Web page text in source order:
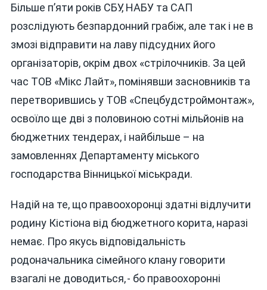
Більше п’яти років СБУ, НАБУ та САП
розслідують безпардонний грабіж, але так і не в
змозі відправити на лаву підсудних його
організаторів, окрім двох «стрілочників. За цей
час ТОВ «Мікс Лайт», помінявши засновників та
перетворившись у ТОВ «Спецбудстроймонтаж»,
освоїло ще дві з половиною сотні мільйонів на
бюджетних тендерах, і найбільше – на
замовленнях Департаменту міського
господарства Вінницької міськради.
Надій на те, що правоохоронці здатні відлучити
родину Кістіона від бюджетного корита, наразі
немає. Про якусь відповідальність
родоначальника сімейного клану говорити
взагалі не доводиться, - бо правоохоронні